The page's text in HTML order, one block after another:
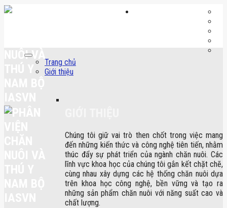
Skip
Trang chủ
Giới thiệu
Chúng tôi giữ vai trò then chốt trong việc mang
đến những kiến thức và công nghệ tiên tiến, nhằm
thúc đẩy sự phát triển của ngành chăn nuôi. Các
lĩnh vực khoa học của chúng tôi gắn kết chặt chẽ,
cùng nhau xây dựng các hệ thống chăn nuôi dựa
trên khoa học công nghệ, bền vững và tạo ra
những sản phẩm chăn nuôi với năng suất cao và
chất lượng.